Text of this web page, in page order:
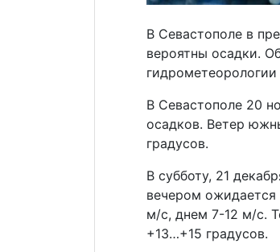
В Севастополе в
вероятны осадки.
В Севастополе 20
осадков. Ветер
градусов.
В субботу, 21
вечером
м/с, днем 7-12 м/с.
+13…+15 градусов.